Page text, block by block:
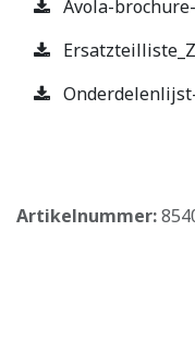
Avola-
Artikelnummer: